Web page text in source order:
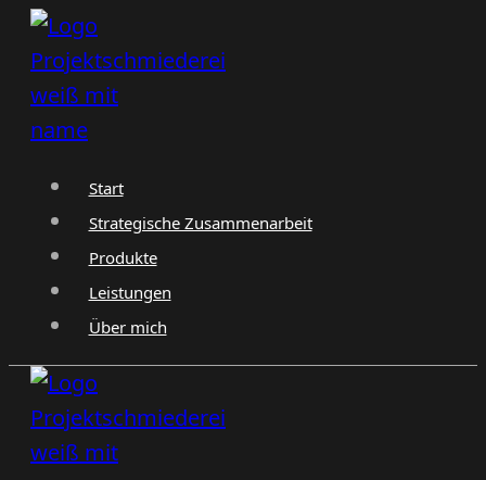
Zum
Inhalt
springen
Start
Strategische Zusammenarbeit
Produkte
Leistungen
Über mich